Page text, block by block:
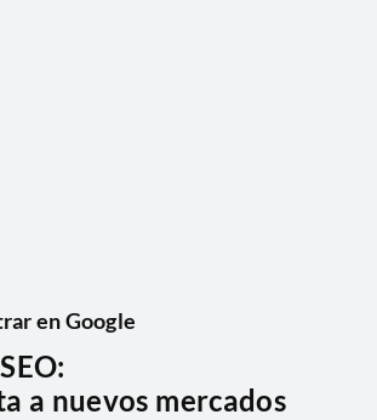
en Google
a nuevos mercados